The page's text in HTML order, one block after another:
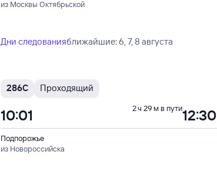
из Москвы Октябрьской
Дни следованияближайшие: 6, 7, 8 августа
286С Проходящий
Подпорожье
из Новороссийска
10:01 12:30
2 ч 29 м в пути